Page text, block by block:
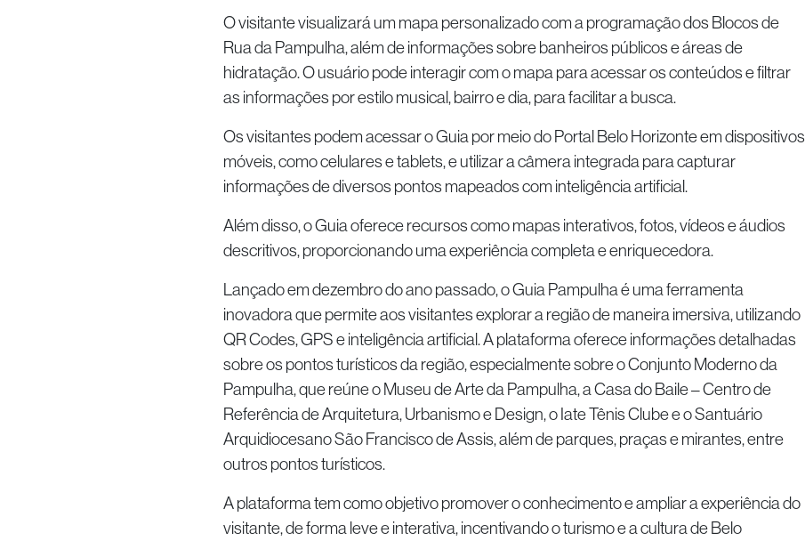
O visitante visualizará um mapa personalizado com a programação dos Blocos de
Rua da Pampulha, além de informações sobre banheiros públicos e áreas de
hidratação. O usuário pode interagir com o mapa para acessar os conteúdos e filtrar
as informações por estilo musical, bairro e dia, para facilitar a busca.
Os visitantes podem acessar o Guia por meio do Portal Belo Horizonte em dispositivos
móveis, como celulares e tablets, e utilizar a câmera integrada para capturar
informações de diversos pontos mapeados com inteligência artificial.
Além disso, o Guia oferece recursos como mapas interativos, fotos, vídeos e áudios
descritivos, proporcionando uma experiência completa e enriquecedora.
Lançado em dezembro do ano passado, o Guia Pampulha é uma ferramenta
inovadora que permite aos visitantes explorar a região de maneira imersiva, utilizando
QR Codes, GPS e inteligência artificial. A plataforma oferece informações detalhadas
sobre os pontos turísticos da região, especialmente sobre o Conjunto Moderno da
Pampulha, que reúne o Museu de Arte da Pampulha, a Casa do Baile – Centro de
Referência de Arquitetura, Urbanismo e Design, o Iate Tênis Clube e o Santuário
Arquidiocesano São Francisco de Assis, além de parques, praças e mirantes, entre
outros pontos turísticos.
A plataforma tem como objetivo promover o conhecimento e ampliar a experiência do
visitante, de forma leve e interativa, incentivando o turismo e a cultura de Belo